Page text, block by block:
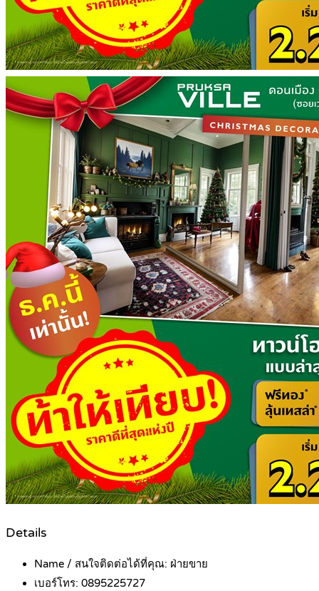
Details
Name / สนใจติดต่อได้ที่คุณ: ฝ่ายขาย
เบอร์โทร: 0895225727